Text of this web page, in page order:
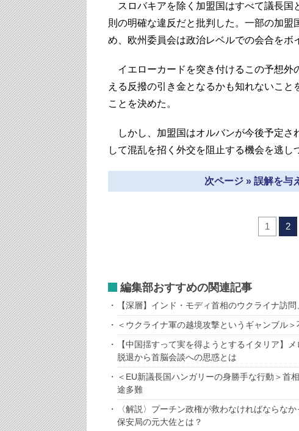
スロバキアを除く加盟国はすべて議長国
則の明確な違反だと批判した。一部の加
め、欧州委員会は政治レベルでの会合をボ
イエローカードを突き付けるこの予想外
える反撥の引き金となるかも知れないこ
ことを決めた。
しかし、加盟国はオルバンが今後予定さ
して混乱を招く外交を阻止する機会を逃し
次ページ » 誤解を与
1 2
編集部おすすめの関連記事
【深層】インド・モディ首相のウクライナ訪
＜ウクライナ軍の越境攻撃というギャンブル
【中国揺すって実を得ようとするイタリア】
脱退から首脳会談への思惑とは
＜EU新議長国ハンガリーの身勝手な行動＞首
途多難
〈解説〉プーチン政権が救わなければならな
保安局の元大佐とは？